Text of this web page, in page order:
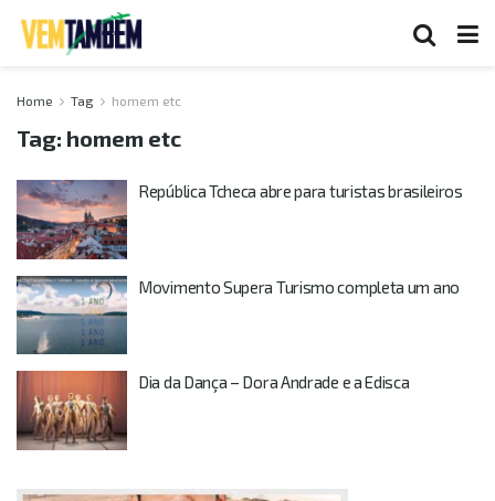
Home Tag homem etc
Tag: homem etc
República Tcheca abre para turistas brasileiros
Movimento Supera Turismo completa um ano
Dia da Dança – Dora Andrade e a Edisca